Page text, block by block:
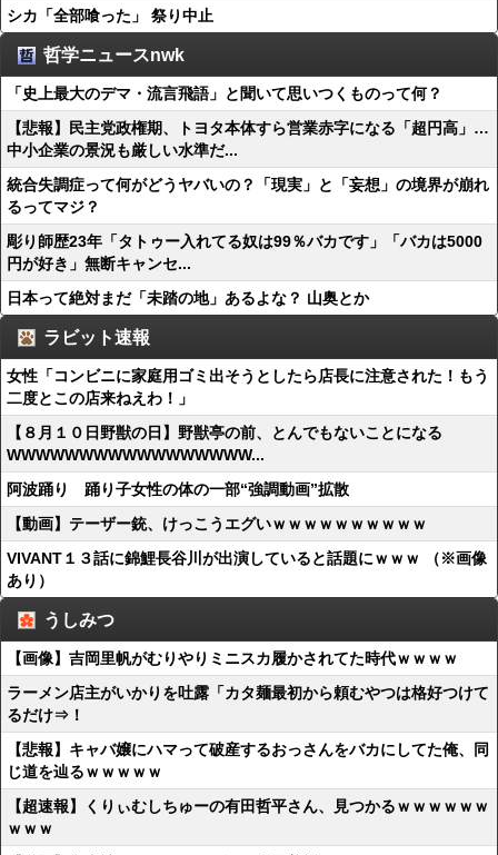
シカ「全部喰った」 祭り中止
哲学ニュースnwk
「史上最大のデマ・流言飛語」と聞いて思いつくものって何？
【悲報】民主党政権期、トヨタ本体すら営業赤字になる「超円高」…
中小企業の景況も厳しい水準だ...
統合失調症って何がどうヤバいの？「現実」と「妄想」の境界が崩れ
るってマジ？
彫り師歴23年「タトゥー入れてる奴は99％バカです」「バカは5000
円が好き」無断キャンセ...
日本って絶対まだ「未踏の地」あるよな？ 山奥とか
ラビット速報
女性「コンビニに家庭用ゴミ出そうとしたら店長に注意された！もう
二度とこの店来ねえわ！」
【８月１０日野獣の日】野獣亭の前、とんでもないことになる
WWWWWWWWWWWWWWWWW...
阿波踊り 踊り子女性の体の一部“強調動画”拡散
【動画】テーザー銃、けっこうエグいｗｗｗｗｗｗｗｗｗｗ
VIVANT１３話に錦鯉長谷川が出演していると話題にｗｗｗ （※画像
あり）
うしみつ
【画像】吉岡里帆がむりやりミニスカ履かされてた時代ｗｗｗｗ
ラーメン店主がいかりを吐露「カタ麺最初から頼むやつは格好つけて
るだけ⇒！
【悲報】キャバ嬢にハマって破産するおっさんをバカにしてた俺、同
じ道を辿るｗｗｗｗｗ
【超速報】くりぃむしちゅーの有田哲平さん、見つかるｗｗｗｗｗｗ
ｗｗｗ